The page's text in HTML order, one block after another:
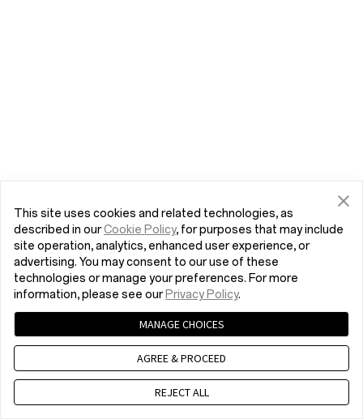
This site uses cookies and related technologies, as
described in ourCookie Policy, for purposes that may include
site operation, analytics, enhanced user experience, or
advertising. You may consent to our use of these
technologies or manage your preferences. For more
information, please see our Privacy Policy.
MANAGE CHOICES
AGREE & PROCEED
REJECT ALL